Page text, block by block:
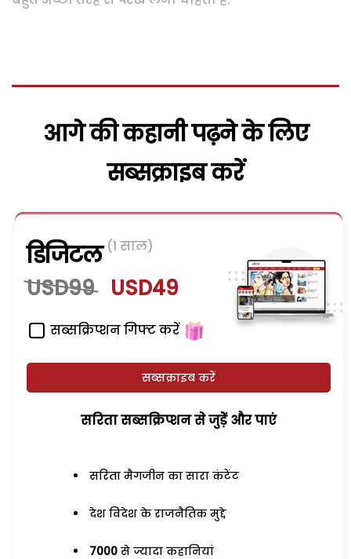
आगे की कहानी पढ़ने के लिए
सब्सक्राइब करें
डिजिटल (1 साल)
USD99 USD49
सब्सक्रिप्शन गिफ्ट करें
सब्सक्राइब करें
सरिता सब्सक्रिप्शन से जुड़ेें और पाएं
सरिता मैगजीन का सारा कंटेंट
देश विदेश के राजनैतिक मुद्दे
7000 से ज्यादा कहानियां